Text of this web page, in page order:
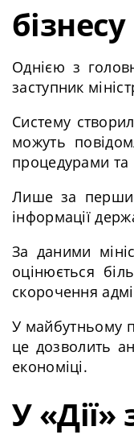
бізнесу
Однією з
заступник
Систему
можуть
процедурами
Лише за
інформації
За даними
оцінюється
скорочення
У майбутньому
це дозволить
економіці.
У «Дії»